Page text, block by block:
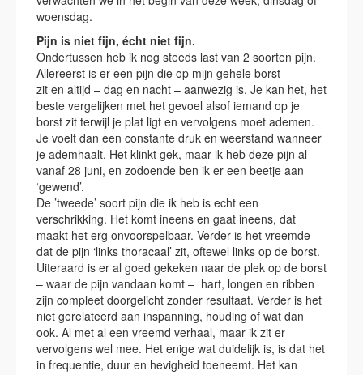
woensdag.
Pijn is niet fijn, écht niet fijn.
Ondertussen heb ik nog steeds last van 2 soorten pijn.
Allereerst is er een pijn die op mijn gehele borst
zit en altijd – dag en nacht – aanwezig is. Je kan het, het
beste vergelijken met het gevoel alsof iemand op je
borst zit terwijl je plat ligt en vervolgens moet ademen.
Je voelt dan een constante druk en weerstand wanneer
je ademhaalt. Het klinkt gek, maar ik heb deze pijn al
vanaf 28 juni, en zodoende ben ik er een beetje aan
‘gewend’.
De ’tweede’ soort pijn die ik heb is echt een
verschrikking. Het komt ineens en gaat ineens, dat
maakt het erg onvoorspelbaar. Verder is het vreemde
dat de pijn ‘links thoracaal’ zit, oftewel links op de borst.
Uiteraard is er al goed gekeken naar de plek op de borst
– waar de pijn vandaan komt – hart, longen en ribben
zijn compleet doorgelicht zonder resultaat. Verder is het
niet gerelateerd aan inspanning, houding of wat dan
ook. Al met al een vreemd verhaal, maar ik zit er
vervolgens wel mee. Het enige wat duidelijk is, is dat het
in frequentie, duur en hevigheid toeneemt. Het kan